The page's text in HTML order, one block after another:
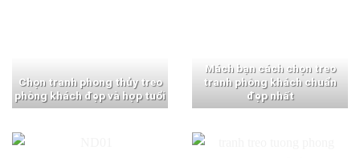
Chọn tranh phong thủy treo
phòng khách đẹp và hợp tuổi
Mách bạn cách chọn treo
tranh phòng khách chuẩn
đẹp nhất